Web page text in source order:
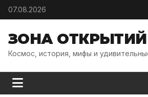
Skip to content
07.08.2026
ЗОНА ОТКРЫТИЙ
Космос, история, мифы и